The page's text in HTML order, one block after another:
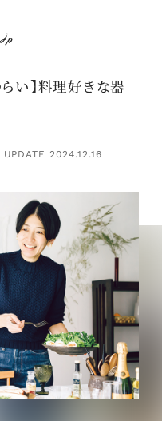
い】料理好きな器
2024.12.16